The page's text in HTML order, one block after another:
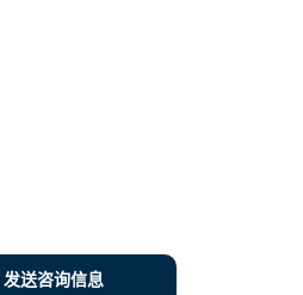
发送咨询信息